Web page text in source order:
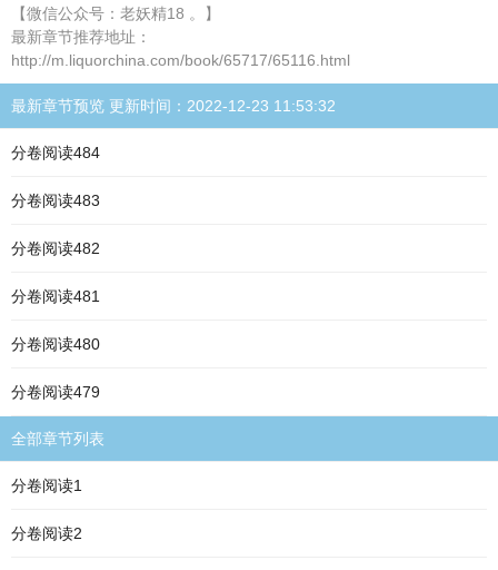
【微信公众号：老妖精18 。】
最新章节推荐地址：
http://m.liquorchina.com/book/65717/65116.html
最新章节预览 更新时间：2022-12-23 11:53:32
分卷阅读484
分卷阅读483
分卷阅读482
分卷阅读481
分卷阅读480
分卷阅读479
全部章节列表
分卷阅读1
分卷阅读2